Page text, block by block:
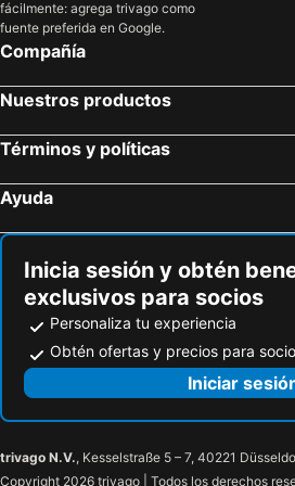
Hoteles en Playa Paraiso
Hoteles en Fasnia
Hoteles en San Juan de la Rambla
Hoteles en Arafo
Hoteles en Vilaflor
fácilmente: agrega trivago como
fuente preferida en Google.
Compañía
Nuestros productos
Términos y políticas
Ayuda
Inicia sesión y obtén
exclusivos para socios
Personaliza tu experiencia
Obtén ofertas y precios para
Iniciar
trivago N.V., Kesselstraße 5 – 7, 40221
Copyright 2026 trivago | Todos los derechos